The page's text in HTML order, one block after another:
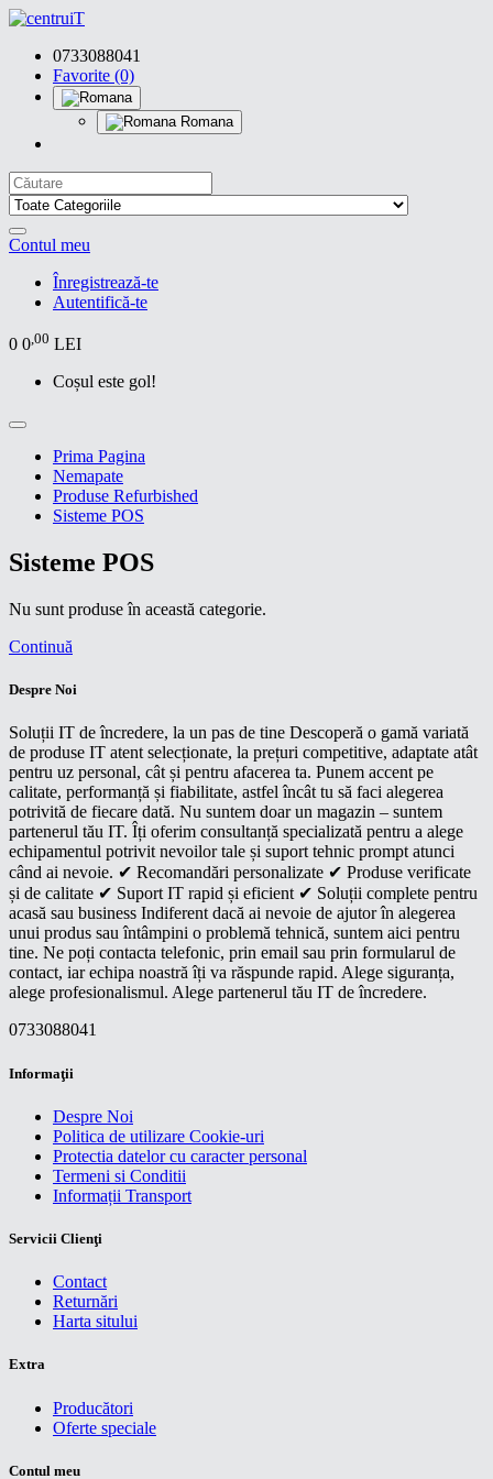
0733088041
Favorite (0)
Romana
Contul meu
Înregistrează-te
Autentifică-te
0 0,00 LEI
Coșul este gol!
Prima Pagina
Nemapate
Produse Refurbished
Sisteme POS
Sisteme POS
Nu sunt produse în această categorie.
Continuă
Despre Noi
Soluții IT de încredere, la un pas de tine Descoperă o gamă variată
de produse IT atent selecționate, la prețuri competitive, adaptate atât
pentru uz personal, cât și pentru afacerea ta. Punem accent pe
calitate, performanță și fiabilitate, astfel încât tu să faci alegerea
potrivită de fiecare dată. Nu suntem doar un magazin – suntem
partenerul tău IT. Îți oferim consultanță specializată pentru a alege
echipamentul potrivit nevoilor tale și suport tehnic prompt atunci
când ai nevoie. ✔ Recomandări personalizate ✔ Produse verificate
și de calitate ✔ Suport IT rapid și eficient ✔ Soluții complete pentru
acasă sau business Indiferent dacă ai nevoie de ajutor în alegerea
unui produs sau întâmpini o problemă tehnică, suntem aici pentru
tine. Ne poți contacta telefonic, prin email sau prin formularul de
contact, iar echipa noastră îți va răspunde rapid. Alege siguranța,
alege profesionalismul. Alege partenerul tău IT de încredere.
0733088041
Informaţii
Despre Noi
Politica de utilizare Cookie-uri
Protectia datelor cu caracter personal
Termeni si Conditii
Informații Transport
Servicii Clienţi
Contact
Returnări
Harta sitului
Extra
Producători
Oferte speciale
Contul meu